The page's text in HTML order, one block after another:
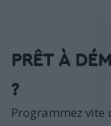
PRÊT À
?
Programmez vite